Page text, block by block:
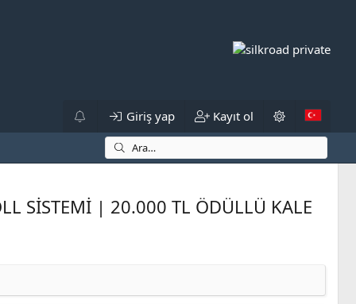
Giriş yap Kayıt ol
SİSTEMİ | 20.000 TL ÖDÜLLÜ KALE